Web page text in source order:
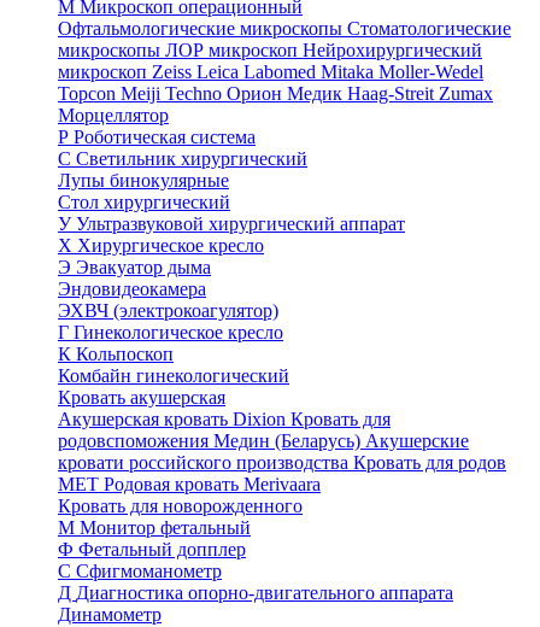
М Микроскоп операционный
Офтальмологические микроскопы Стоматологические
микроскопы ЛОР микроскоп Нейрохирургический
микроскоп Zeiss Leica Labomed Mitaka Moller-Wedel
Topcon Meiji Techno Орион Медик Haag-Streit Zumax
Морцеллятор
Р Роботическая система
С Светильник хирургический
Лупы бинокулярные
Стол хирургический
УУльтразвуковой хирургический аппарат
Х Хирургическое кресло
Э Эвакуатор дыма
Эндовидеокамера
ЭХВЧ (электрокоагулятор)
Г Гинекологическое кресло
К Кольпоскоп
Комбайн гинекологический
Кровать акушерская
Акушерская кровать Dixion Кровать для
родовспоможения Медин (Беларусь) Акушерские
кровати российского производства Кровать для родов
МЕТ Родовая кровать Merivaara
Кровать для новорожденного
М Монитор фетальный
Ф Фетальный допплер
C Cфигмоманометр
Д Диагностика опорно-двигательного аппарата
Динамометр